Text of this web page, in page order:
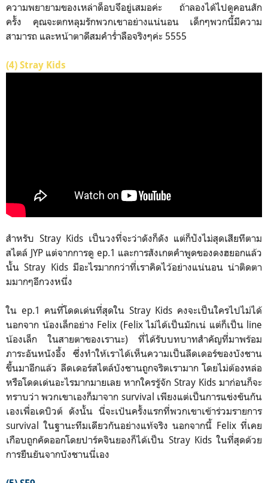
ความพยายามของเหล่าด็อบจึอยู่เสมอค่ะ ถ้าลองได้ไปดูคอนสัก
ครั้ง คุณจะตกหลุมรักพวกเขาอย่างแน่นอน เด็กๆพวกนี้มีความ
สามารถ และหน้าตาดีสมคำร่ำลือจริงๆค่ะ 5555
(4) Stray Kids
สำหรับ Stray Kids เป็นวงที่จะว่าดังก็ดัง แต่ก็ปังไม่สุดเสียทีตาม
สไตล์ JYP แต่จากการดู ep.1 และการสังเกตคำพูดของดงฮยอกแล้ว
นั้น Stray Kids มีอะไรมากกว่าที่เราคิดไว้อย่างแน่นอน น่าติดตา
มมากๆอีกวงหนึ่ง
ใน ep.1 คนที่โดดเด่นที่สุดใน Stray Kids คงจะเป็นใครไปไม่ได้
นอกจาก น้องเล็กอย่าง Felix (Felix ไม่ได้เป็นมักเน่ แต่ก็เป็น line
น้องเล็ก ในสายตาของเรานะ) ที่ได้รับบทบาทสำคัญที่มาพร้อม
ภาระอันหนังอึ้ง ซึ่งทำให้เราได้เห็นความเป็นลีดเดอร์ของบังชาน
ขึ้นมาอีกแล้ว ลีดเดอร์สไตล์บังชานถูกจริตเรามาก โดยไม่ต้องหล่อ
หรือโดดเด่นอะไรมากมายเลย หากใครรู้จัก Stray Kids มาก่อนก็จะ
ทราบว่า พวกเขาเองก็มาจาก survival เพียงแต่เป็นการแข่งขันกัน
เองเพื่อเดบิวต์ ดังนั้น นี่จะเป้นครั้งแรกที่พวกเขาเข้าร่วมรายการ
survival ในฐานะทีมเดียวกันอย่างแท้จริง นอกจากนี้ Felix ที่เคย
เกือบถูกคัดออกโดยปาร์คจินยองก็ได้เป็น Stray Kids ในที่สุดด้วย
การยืนยันจากบังชานนี่เอง